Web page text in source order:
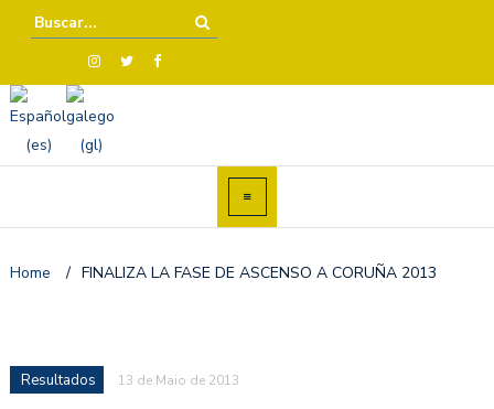
Home / FINALIZA LA FASE DE ASCENSO A CORUÑA 2013
Resultados 13 de Maio de 2013